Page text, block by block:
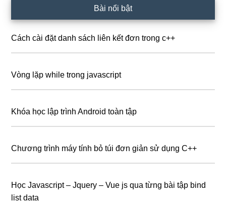
Bài nổi bật
Cách cài đặt danh sách liên kết đơn trong c++
Vòng lặp while trong javascript
Khóa học lập trình Android toàn tập
Chương trình máy tính bỏ túi đơn giản sử dụng C++
Học Javascript – Jquery – Vue js qua từng bài tập bind
list data